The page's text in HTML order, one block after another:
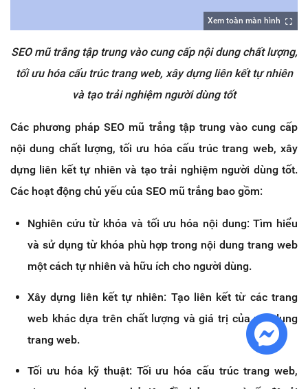
Xem toàn màn hình
SEO mũ trắng tập trung vào cung cấp nội dung chất lượng,
tối ưu hóa cấu trúc trang web, xây dựng liên kết tự nhiên
và tạo trải nghiệm người dùng tốt
Các phương pháp SEO mũ trắng tập trung vào cung cấp
nội dung chất lượng, tối ưu hóa cấu trúc trang web, xây
dựng liên kết tự nhiên và tạo trải nghiệm người dùng tốt.
Các hoạt động chủ yếu của SEO mũ trắng bao gồm:
Nghiên cứu từ khóa và tối ưu hóa nội dung: Tìm hiểu
và sử dụng từ khóa phù hợp trong nội dung trang web
một cách tự nhiên và hữu ích cho người dùng.
Xây dựng liên kết tự nhiên: Tạo liên kết từ các trang
web khác dựa trên chất lượng và giá trị của nội dung
trang web.
Tối ưu hóa kỹ thuật: Tối ưu hóa cấu trúc trang web,